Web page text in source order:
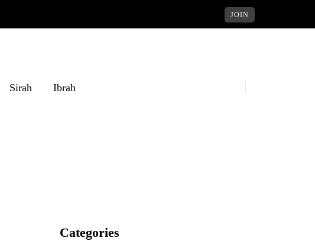
JOIN
Sirah Ibrah
Categories